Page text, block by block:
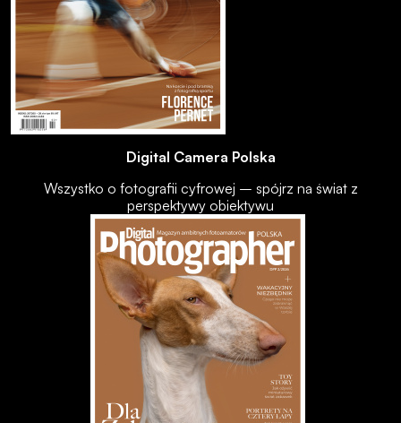
Digital Camera Polska
Wszystko o fotografii cyfrowej – spójrz na świat z
perspektywy obiektywu